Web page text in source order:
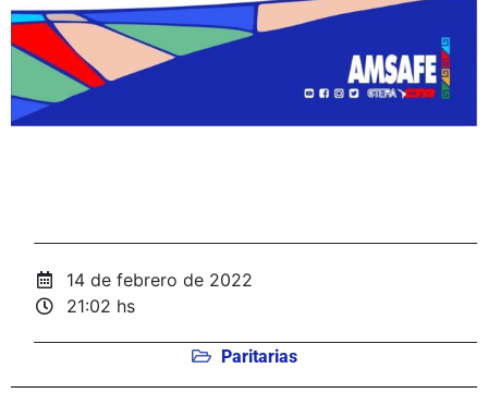
14 de febrero de 2022
21:02 hs
Paritarias